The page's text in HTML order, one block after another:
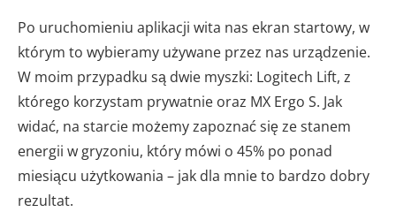
Po uruchomieniu aplikacji wita nas ekran startowy, w
którym to wybieramy używane przez nas urządzenie.
W moim przypadku są dwie myszki: Logitech Lift, z
którego korzystam prywatnie oraz MX Ergo S. Jak
widać, na starcie możemy zapoznać się ze stanem
energii w gryzoniu, który mówi o 45% po ponad
miesiącu użytkowania – jak dla mnie to bardzo dobry
rezultat.